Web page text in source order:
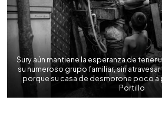
Sury aún mantiene la esperanza de tener
su numeroso grupo familiar, sin
porque su casa de desmorone poco a
Portillo